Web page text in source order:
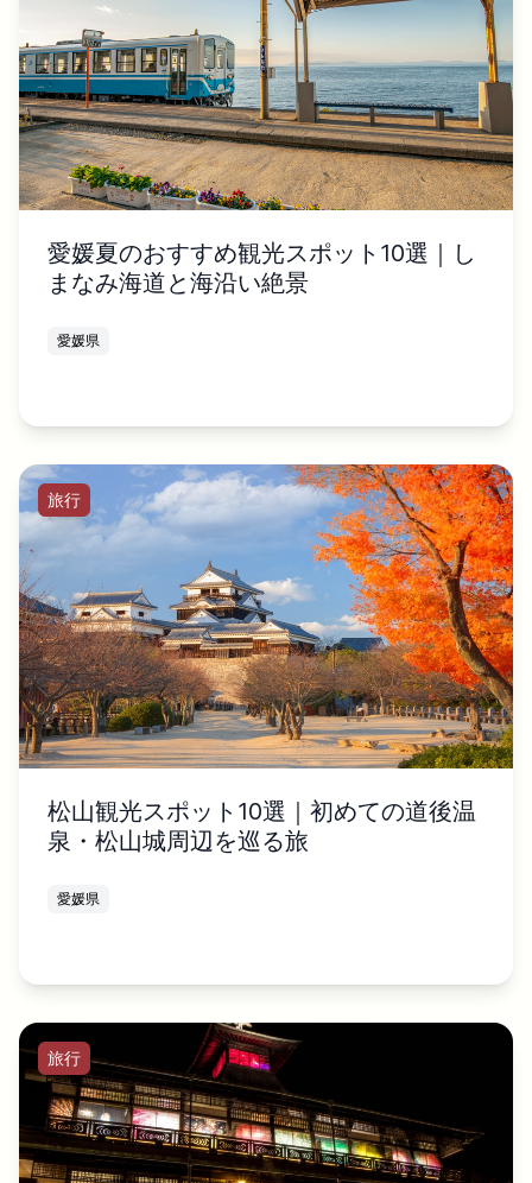
愛媛夏のおすすめ観光スポット10選｜し
まなみ海道と海沿い絶景
愛媛県
旅行
松山観光スポット10選｜初めての道後温
泉・松山城周辺を巡る旅
愛媛県
旅行